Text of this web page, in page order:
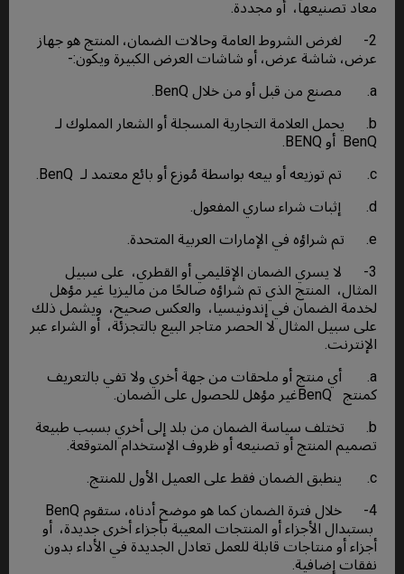
معاد تصنيعها، أو مجددة.
2- لغرض الشروط العامة وحالات الضمان، المنتج هو جهاز
عرض، شاشة عرض، أو شاشات العرض الكبيرة ويكون:-
a. مصنع من قبل أو من خلال BenQ.
b. يحمل العلامة التجارية المسجلة أو الشعار المملوك لـ
BenQ أو BENQ.
c. تم توزيعه أو بيعه بواسطة مُوزع أو بائع معتمد لـ BenQ.
d. إثبات شراء ساري المفعول.
e. تم شراؤه في الإمارات العربية المتحدة.
3- لا يسري الضمان الإقليمي أو القطري، على سبيل
المثال، المنتج الذي تم شراؤه صالحًا من ماليزيا غير مؤهل
لخدمة الضمان في إندونيسيا، والعكس صحيح، ويشمل ذلك
على سبيل المثال لا الحصر متاجر البيع بالتجزئة، أو الشراء عبر
الإنترنت.
a. أي منتج أو ملحقات من جهة أخري ولا تفي بالتعريف
كمنتج BenQغير مؤهل للحصول على الضمان.
b. تختلف سياسة الضمان من بلد إلى أخري بسبب طبيعة
تصميم المنتج أو تصنيعه أو ظروف الإستخدام المتوقعة.
c. ينطبق الضمان فقط على العميل الأول للمنتج.
4- خلال فترة الضمان كما هو موضح أدناه، ستقوم BenQ
بستبدال الأجزاء أو المنتجات المعيبة بأجزاء أخرى جديدة، أو
أجزاء أو منتاجات قابلة للعمل تعادل الجديدة في الأداء بدون
نفقات إضافية.